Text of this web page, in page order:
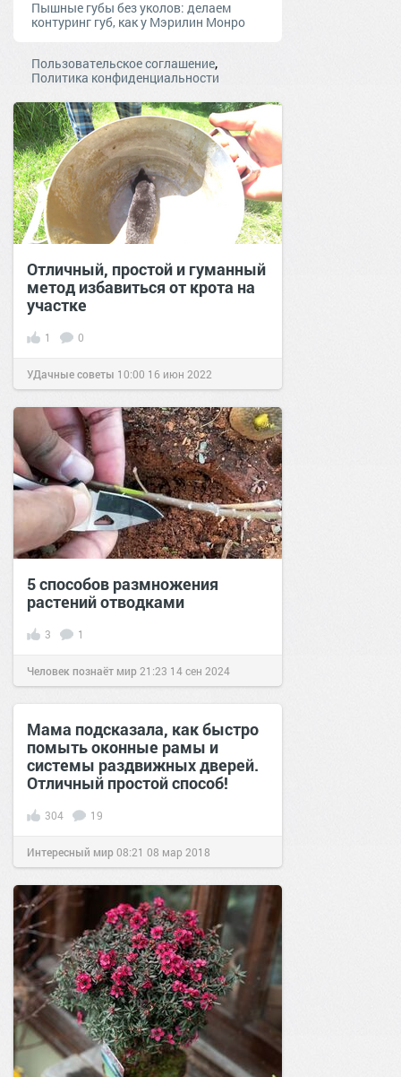
Пышные губы без уколов: делаем
контуринг губ, как у Мэрилин Монро
Пользовательское соглашение,
Политика конфиденциальности
Отличный, простой и гуманный
метод избавиться от крота на
участке
1 0
УДачные советы 10:00 16 июн 2022
5 способов размножения
растений отводками
3 1
Человек познаёт мир 21:23 14 сен 2024
Мама подсказала, как быстро
помыть оконные рамы и
системы раздвижных дверей.
Отличный простой способ!
304 19
Интересный мир08:21 08 мар 2018